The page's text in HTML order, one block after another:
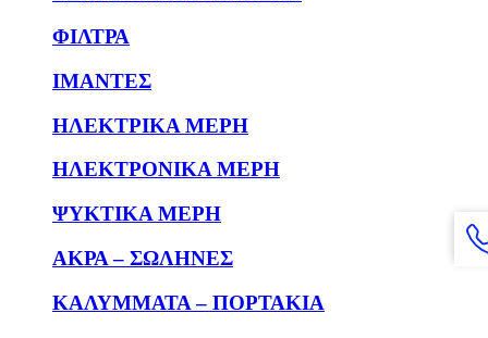
ΦΙΛΤΡΑ
ΙΜΑΝΤΕΣ
ΗΛΕΚΤΡΙΚΑ ΜΕΡΗ
ΗΛΕΚΤΡΟΝΙΚΑ ΜΕΡΗ
ΨΥΚΤΙΚΑ ΜΕΡΗ
ΑΚΡΑ – ΣΩΛΗΝΕΣ
ΚΑΛΥΜΜΑΤΑ – ΠΟΡΤΑΚΙΑ